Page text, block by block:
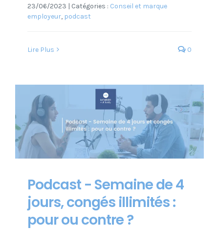
23/06/2023 | Catégories : Conseil et marque
employeur, podcast
Lire Plus 0
Podcast - Semaine de 4
jours, congés illimités :
pour ou contre ?